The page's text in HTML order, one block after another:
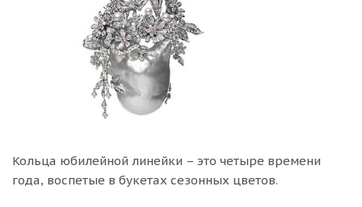
Кольца юбилейной линейки – это четыре времени
года, воспетые в букетах сезонных цветов.